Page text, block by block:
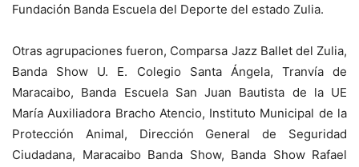
Fundación Banda Escuela del Deporte del estado Zulia.
Otras agrupaciones fueron, Comparsa Jazz Ballet del Zulia,
Banda Show U. E. Colegio Santa Ángela, Tranvía de
Maracaibo, Banda Escuela San Juan Bautista de la UE
María Auxiliadora Bracho Atencio, Instituto Municipal de la
Protección Animal, Dirección General de Seguridad
Ciudadana, Maracaibo Banda Show, Banda Show Rafael